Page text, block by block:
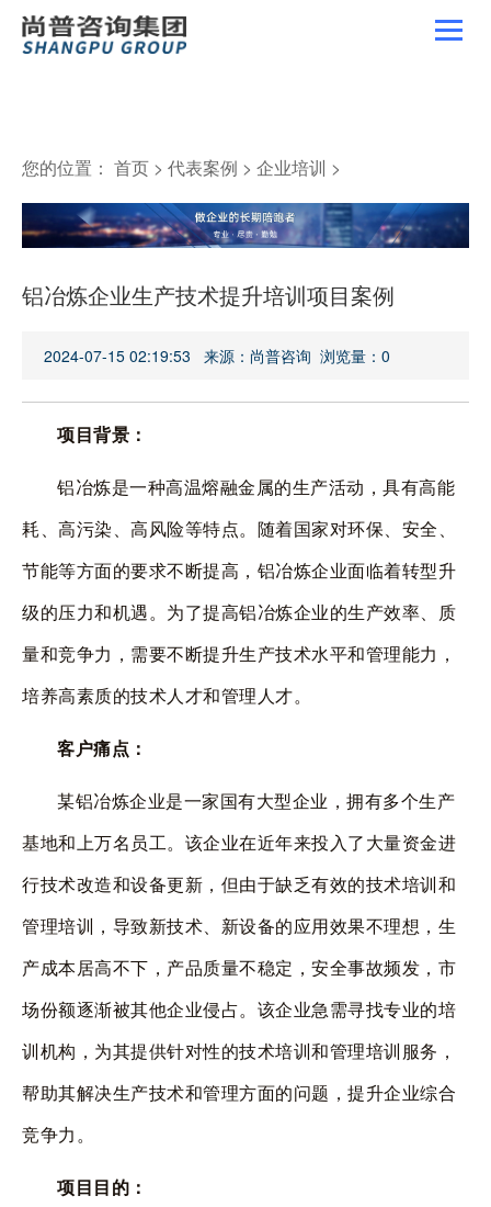
您的位置： 首页 > 代表案例 > 企业培训 >
铝冶炼企业生产技术提升培训项目案例
2024-07-15 02:19:53 来源：尚普咨询 浏览量： 0
项目背景：
铝冶炼是一种高温熔融金属的生产活动，具有高能
耗、高污染、高风险等特点。随着国家对环保、安全、
节能等方面的要求不断提高，铝冶炼企业面临着转型升
级的压力和机遇。为了提高铝冶炼企业的生产效率、质
量和竞争力，需要不断提升生产技术水平和管理能力，
培养高素质的技术人才和管理人才。
客户痛点：
某铝冶炼企业是一家国有大型企业，拥有多个生产
基地和上万名员工。该企业在近年来投入了大量资金进
行技术改造和设备更新，但由于缺乏有效的技术培训和
管理培训，导致新技术、新设备的应用效果不理想，生
产成本居高不下，产品质量不稳定，安全事故频发，市
场份额逐渐被其他企业侵占。该企业急需寻找专业的培
训机构，为其提供针对性的技术培训和管理培训服务，
帮助其解决生产技术和管理方面的问题，提升企业综合
竞争力。
项目目的：